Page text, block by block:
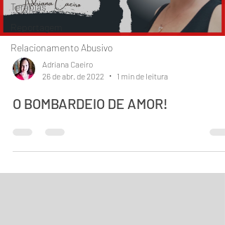
Terapias
Relacionamento Abusivo
Adriana Caeiro
26 de abr. de 2022
1 min de leitura
O BOMBARDEIO DE AMOR!